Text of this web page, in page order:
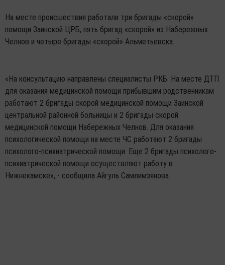
На месте происшествия работали три бригады «скорой»
помощи Заинской ЦРБ, пять бригад «скорой» из Набережных
Челнов и четыре бригады «скорой» Альметьевска.
«На консультацию направлены специалисты РКБ. На месте ДТП
для оказания медицинской помощи прибывшим родственникам
работают 2 бригады скорой медицинской помощи Заинской
центральной районной больницы и 2 бригады скорой
медицинской помощи Набережных Челнов. Для оказания
психологической помощи на месте ЧС работают 2 бригады
психолого-психиатрической помощи. Еще 2 бригады психолого-
психиатрической помощи осуществляют работу в
Нижнекамске», - сообщила Айгуль Самлимзянова.